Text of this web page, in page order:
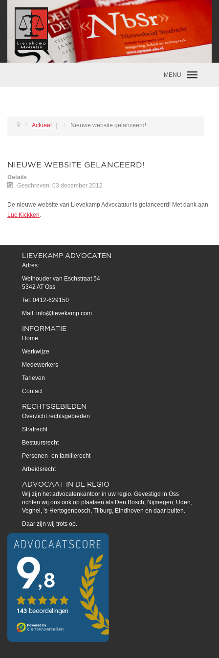
Toggle
MENU
Actueel Nieuwe website gelanceerd!
NIEUWE WEBSITE GELANCEERD!
Details
Geschreven: 03 december 2012
De nieuwe website van Lievekamp Advocatuur is gelanceerd! Met dank aan
Luc Kickken.
LIEVEKAMP ADVOCATEN
Adres:
Wethouder van Eschstraat 54
5342 AT Oss
Tel: 0412-629150
Mail: info@lievekamp.com
INFORMATIE
Home
Werkwijze
Medewerkers
Tarieven
Contact
RECHTSGEBIEDEN
Overzicht rechtsgebieden
Strafrecht
Bestuursrecht
Personen- en familierecht
Arbeidsrecht
ADVOCAAT IN DE REGIO
Wij zijn het advocatenkantoor in uw regio. Gevestigd in Oss
richten wij ons ook op plaatsen als Den Bosch, Nijmegen, Uden,
Veghel, 's-Hertogenbosch, Tilburg, Eindhoven en daar buiten.
Daar zijn wij trots op.